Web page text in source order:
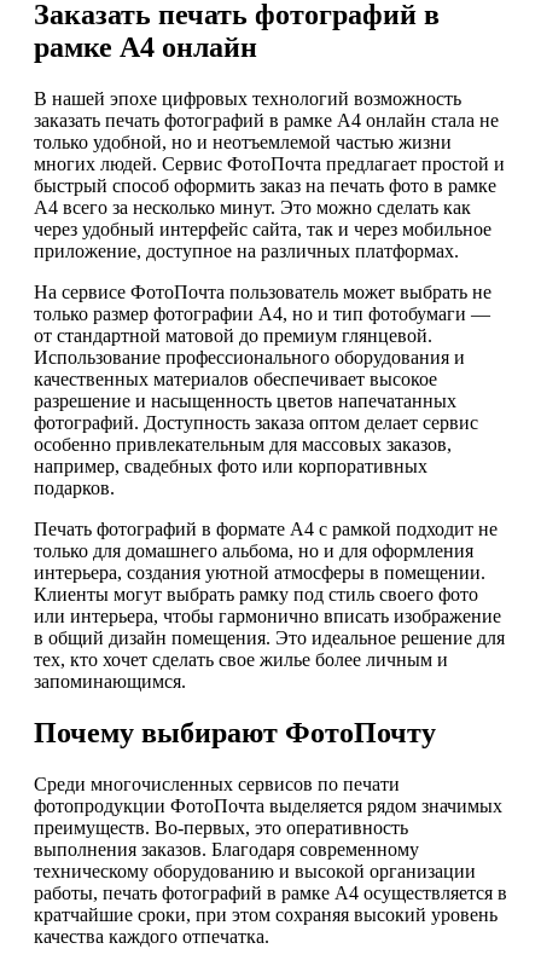
Заказать печать фотографий в
рамке А4 онлайн
В нашей эпохе цифровых технологий возможность
заказать печать фотографий в рамке А4 онлайн стала не
только удобной, но и неотъемлемой частью жизни
многих людей. Сервис ФотоПочта предлагает простой и
быстрый способ оформить заказ на печать фото в рамке
А4 всего за несколько минут. Это можно сделать как
через удобный интерфейс сайта, так и через мобильное
приложение, доступное на различных платформах.
На сервисе ФотоПочта пользователь может выбрать не
только размер фотографии А4, но и тип фотобумаги —
от стандартной матовой до премиум глянцевой.
Использование профессионального оборудования и
качественных материалов обеспечивает высокое
разрешение и насыщенность цветов напечатанных
фотографий. Доступность заказа оптом делает сервис
особенно привлекательным для массовых заказов,
например, свадебных фото или корпоративных
подарков.
Печать фотографий в формате А4 с рамкой подходит не
только для домашнего альбома, но и для оформления
интерьера, создания уютной атмосферы в помещении.
Клиенты могут выбрать рамку под стиль своего фото
или интерьера, чтобы гармонично вписать изображение
в общий дизайн помещения. Это идеальное решение для
тех, кто хочет сделать свое жилье более личным и
запоминающимся.
Почему выбирают ФотоПочту
Среди многочисленных сервисов по печати
фотопродукции ФотоПочта выделяется рядом значимых
преимуществ. Во-первых, это оперативность
выполнения заказов. Благодаря современному
техническому оборудованию и высокой организации
работы, печать фотографий в рамке А4 осуществляется в
кратчайшие сроки, при этом сохраняя высокий уровень
качества каждого отпечатка.